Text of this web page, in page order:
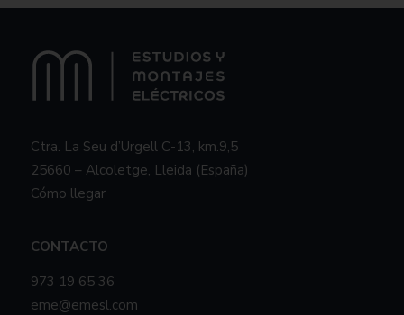
Ctra. La Seu d’Urgell C-13, km.9,5
25660 – Alcoletge, Lleida (España)
Cómo llegar
CONTACTO
973 19 65 36
eme@emesl.com